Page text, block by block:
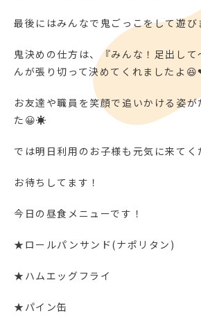
最後にはみんなで鬼ごっこをして遊び
鬼決めの仕方は、『みんな！足出し
んが張り切って決めてくれましたよ
お友達や職員を笑顔で追いかける姿が
た😀☀
では明日利用のお子様も元気に来て
お待ちしてます！
今日の昼食メニューです！
★ロールパンサンド(ナポリタン)
★ハムエッグフライ
★パイン缶